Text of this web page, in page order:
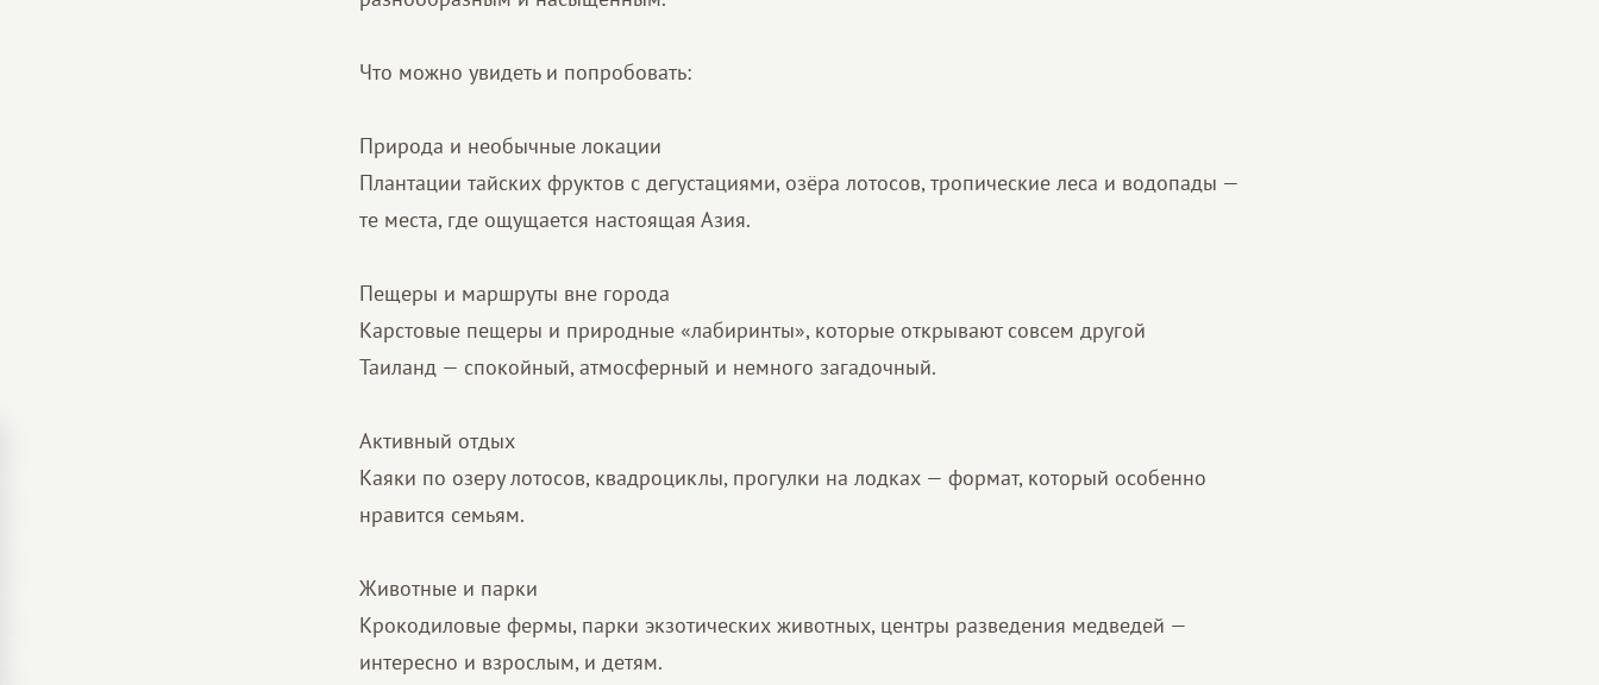
Что можно увидеть и попробовать:
Природа и необычные локации
Плантации тайских фруктов с дегустациями, озёра лотосов, тропические леса и водопады —
те места, где ощущается настоящая Азия.
Пещеры и маршруты вне города
Карстовые пещеры и природные «лабиринты», которые открывают совсем другой
Таиланд — спокойный, атмосферный и немного загадочный.
Активный отдых
Каяки по озеру лотосов, квадроциклы, прогулки на лодках — формат, который особенно
нравится семьям.
Животные и парки
Крокодиловые фермы, парки экзотических животных, центры разведения медведей —
интересно и взрослым, и детям.